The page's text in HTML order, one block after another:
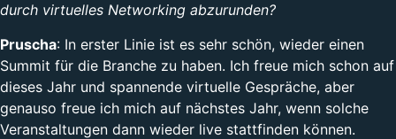
durch virtuelles Networking abzurunden?
Pruscha: In erster Linie ist es sehr schön, wieder einen
Summit für die Branche zu haben. Ich freue mich schon auf
dieses Jahr und spannende virtuelle Gespräche, aber
genauso freue ich mich auf nächstes Jahr, wenn solche
Veranstaltungen dann wieder live stattfinden können.